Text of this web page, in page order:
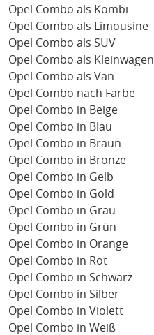
Opel Combo als Kombi
Opel Combo als Limousine
Opel Combo als SUV
Opel Combo als Kleinwagen
Opel Combo als Van
Opel Combo nach Farbe
Opel Combo in Beige
Opel Combo in Blau
Opel Combo in Braun
Opel Combo in Bronze
Opel Combo in Gelb
Opel Combo in Gold
Opel Combo in Grau
Opel Combo in Grün
Opel Combo in Orange
Opel Combo in Rot
Opel Combo in Schwarz
Opel Combo in Silber
Opel Combo in Violett
Opel Combo in Weiß